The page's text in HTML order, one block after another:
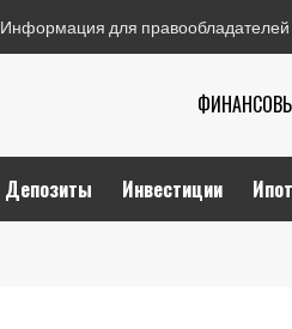
Информация для правообладателей
Депозиты Инвестиции